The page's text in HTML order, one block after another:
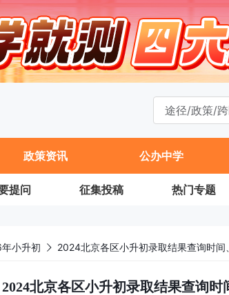
政策资讯 公办中学
提问 征集投稿 热门专题
小升初 2024北京各区小升初录取结果查询时间
2024北京各区小升初录取结果查询时